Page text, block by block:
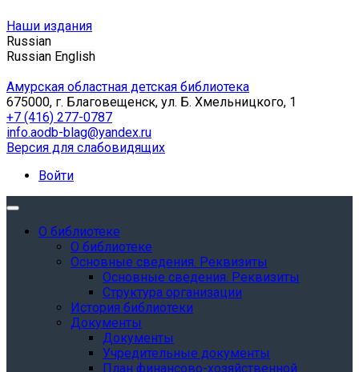
Наши издания
Russian
Russian English
Амурская областная детская библиотека
675000, г. Благовещенск, ул. Б. Хмельницкого, 1
+7 (416) 277-0787
info.aodb-blag@yandex.ru
Версия для слабовидящих
Войти
О библиотеке
О библиотеке
Основные сведения. Реквизиты
Основные сведения. Реквизиты
Структура организации
История библиотеки
Документы
Документы
Учредительные документы
План финансово-хозяйственной